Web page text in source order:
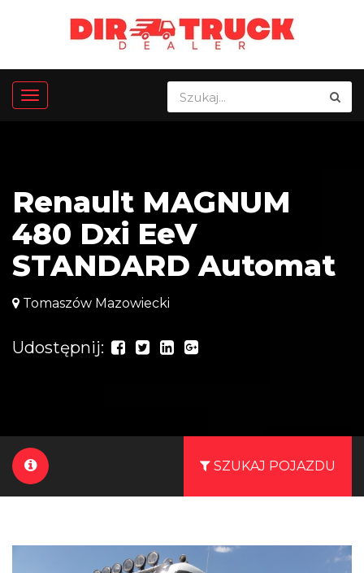
Renault MAGNUM
480 Dxi EeV
STANDARD Automat
Tomaszów Mazowiecki
Udostępnij:
SZUKAJ POJAZDU